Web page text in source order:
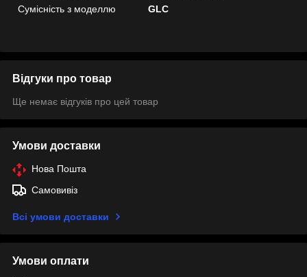
Сумісність з моделлю
GLC
Відгуки про товар
Ще немає відгуків про цей товар
Умови доставки
Нова Пошта
Самовивіз
Всі умови доставки
Умови оплати